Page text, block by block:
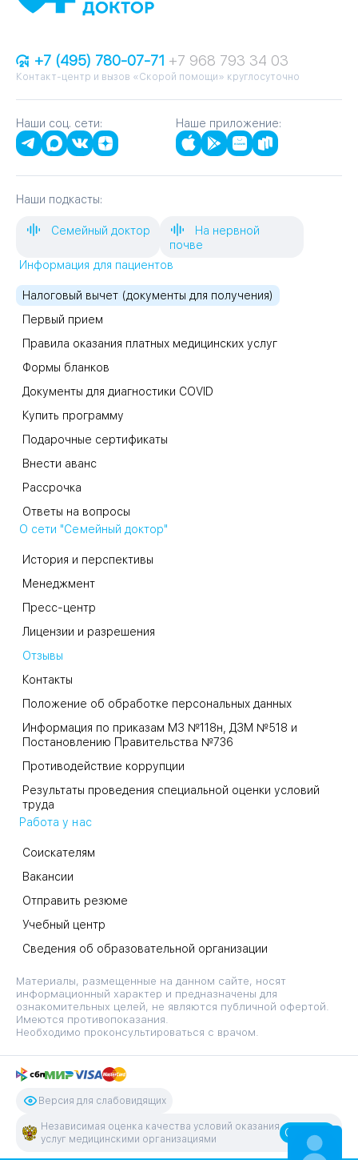
+7 (495) 780-07-71 +7 968 793 34 03
Контакт-центр и вызов «Скорой помощи» круглосуточно
Наши соц. сети: Наше приложение:
Наши подкасты:
Семейный доктор
На нервной
почве
Информация для пациентов
Налоговый вычет (документы для получения)
Первый прием
Правила оказания платных медицинских услуг
Формы бланков
Документы для диагностики COVID
Купить программу
Подарочные сертификаты
Внести аванс
Рассрочка
Ответы на вопросы
О сети "Семейный доктор"
История и перспективы
Менеджмент
Пресс-центр
Лицензии и разрешения
Отзывы
Контакты
Положение об обработке персональных данных
Информация по приказам МЗ №118н, ДЗМ №518 и
Постановлению Правительства №736
Противодействие коррупции
Результаты проведения специальной оценки условий
труда
Работа у нас
Соискателям
Вакансии
Отправить резюме
Учебный центр
Сведения об образовательной организации
Материалы, размещенные на данном сайте, носят
информационный характер и предназначены для
ознакомительных целей, не являются публичной офертой.
Имеются противопоказания.
Необходимо проконсультироваться с врачом.
Версия для слабовидящих
Независимая оценка качества условий оказания
услуг медицинскими организациями
Оценить
ЗАПИСАТЬСЯ
НА ПРИЕМ